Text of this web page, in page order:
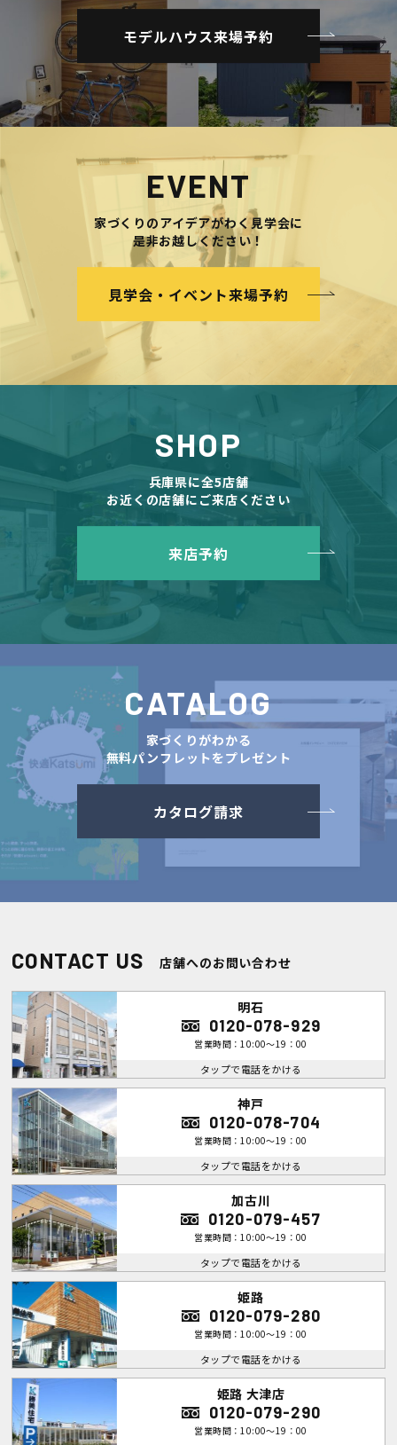
モデルハウス来場予約
EVENT
家づくりのアイデアがわく見学会に
是非お越しください！
見学会・イベント来場予約
SHOP
兵庫県に全5店舗
お近くの店舗にご来店ください
来店予約
CATALOG
家づくりがわかる
無料パンフレットをプレゼント
カタログ請求
CONTACT US 店舗へのお問い合わせ
明石
0120-078-929
営業時間：10:00～19：00
タップで電話をかける
神戸
0120-078-704
営業時間：10:00～19：00
タップで電話をかける
加古川
0120-079-457
営業時間：10:00～19：00
タップで電話をかける
姫路
0120-079-280
営業時間：10:00～19：00
タップで電話をかける
姫路 大津店
0120-079-290
営業時間：10:00～19：00